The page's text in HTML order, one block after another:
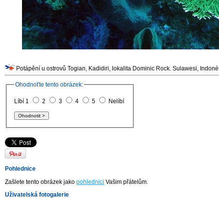
Potápění u ostrovů Togian, Kadidiri, lokalita
Ohodnoťte tento obrázek:
Líbí 1 2 3 4 5 Nelíbí
Pohlednice
Zašlete tento obrázek jako pohlednici Vašim přátelům.
Uživatelská fotogalerie